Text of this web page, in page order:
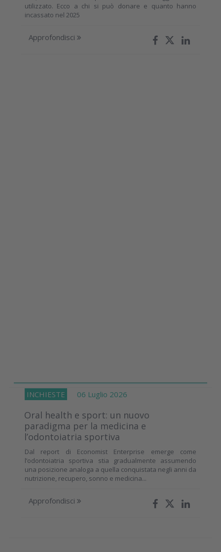
utilizzato. Ecco a chi si può donare e quanto hanno
incassato nel 2025
Approfondisci
INCHIESTE 06 Luglio 2026
Oral health e sport: un nuovo
paradigma per la medicina e
l’odontoiatria sportiva
Dal report di Economist Enterprise emerge come
l’odontoiatria sportiva stia gradualmente assumendo
una posizione analoga a quella conquistata negli anni da
nutrizione, recupero, sonno e medicina...
Approfondisci